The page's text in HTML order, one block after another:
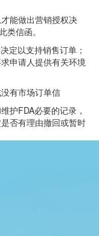
能做出营销授权决
类信函。
定以支持销售订单；
申请人提供有关环境
有市场订单信
护FDA必要的记录，
否有理由撤回或暂时